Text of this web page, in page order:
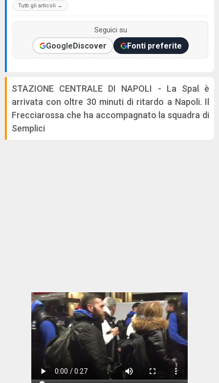
Tutti gli articoli →
Seguici su
GoogleDiscover Fonti preferite
STAZIONE CENTRALE DI NAPOLI - La Spal è
arrivata con oltre 30 minuti di ritardo a Napoli. Il
Frecciarossa che ha accompagnato la squadra di
Semplici